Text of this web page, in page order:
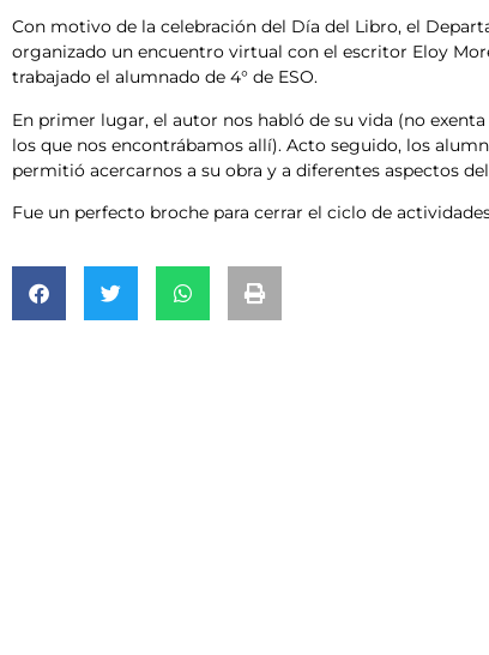
Con motivo de la celebración del Día del Libro, el
organizado un encuentro virtual con el escritor Eloy
trabajado el alumnado de 4° de ESO.
En primer lugar, el autor nos habló de su vida (no
los que nos encontrábamos allí). Acto seguido, los
permitió acercarnos a su obra y a diferentes aspectos
Fue un perfecto broche para cerrar el ciclo de